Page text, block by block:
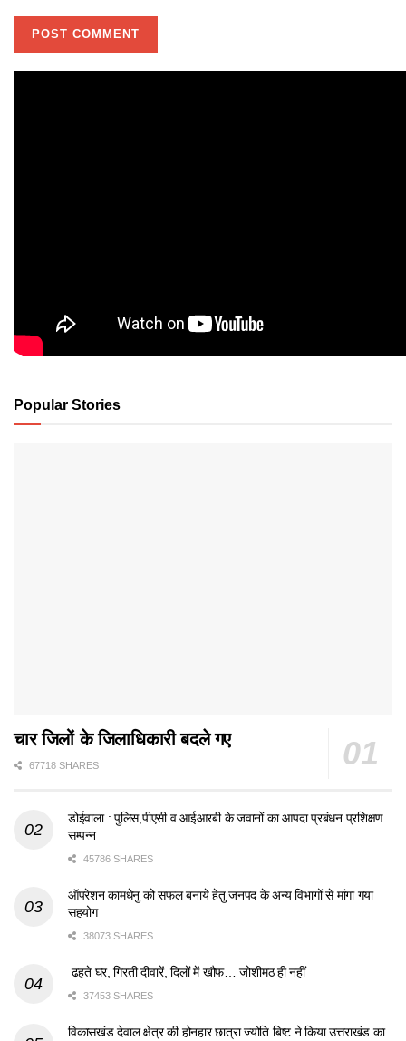
Popular Stories
चार जिलों के जिलाधिकारी बदले गए
67718 SHARES
डोईवाला : पुलिस,पीएसी व आईआरबी के जवानों का आपदा प्रबंधन प्रशिक्षण
सम्पन्न
45786 SHARES
ऑपरेशन कामधेनु को सफल बनाये हेतु जनपद के अन्य विभागों से मांगा गया
सहयोग
38073 SHARES
ढहते घर, गिरती दीवारें, दिलों में खौफ… जोशीमठ ही नहीं
37453 SHARES
विकासखंड देवाल क्षेत्र की होनहार छात्रा ज्योति बिष्ट ने किया उत्तराखंड का